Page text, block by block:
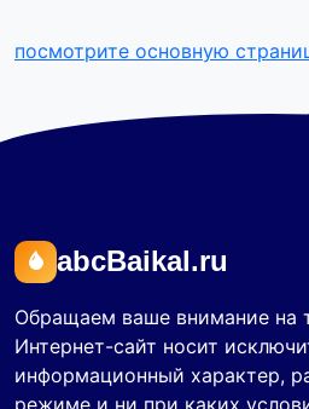
посмотрите основную
abcBaikal.ru
Обращаем ваше внимание на
Интернет-сайт носит
информационный характер,